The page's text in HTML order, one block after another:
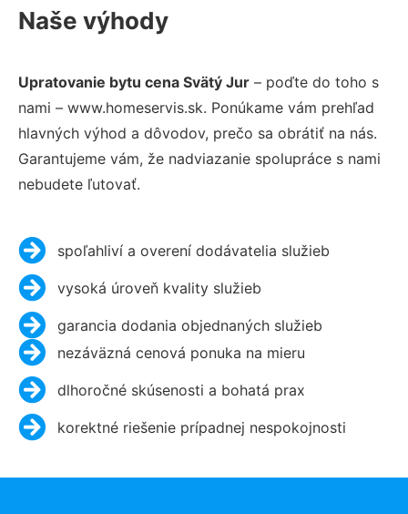
Naše výhody
Upratovanie bytu cena Svätý Jur – poďte do toho s
nami – www.homeservis.sk. Ponúkame vám prehľad
hlavných výhod a dôvodov, prečo sa obrátiť na nás.
Garantujeme vám, že nadviazanie spolupráce s nami
nebudete ľutovať.
spoľahliví a overení dodávatelia služieb
vysoká úroveň kvality služieb
garancia dodania objednaných služieb
nezáväzná cenová ponuka na mieru
dlhoročné skúsenosti a bohatá prax
korektné riešenie prípadnej nespokojnosti